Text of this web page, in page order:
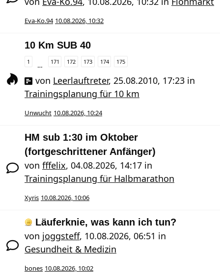
Eva-Ko.94 10.08.2026, 10:32
10 Km SUB 40
1 … 171 172 173 174 175
von Leerlauftreter, 25.08.2010, 17:23 in
Trainingsplanung für 10 km
Unwucht 10.08.2026, 10:24
HM sub 1:30 im Oktober
(fortgeschrittener Anfänger)
von fffelix, 04.08.2026, 14:17 in
Trainingsplanung für Halbmarathon
Xyris 10.08.2026, 10:06
Läuferknie, was kann ich tun?
von joggsteff, 10.08.2026, 06:51 in
Gesundheit & Medizin
bones 10.08.2026, 10:02